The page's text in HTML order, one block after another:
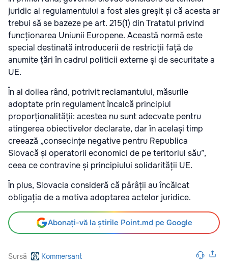
juridic al regulamentului a fost ales greșit și că acesta ar
trebui să se bazeze pe art. 215(1) din Tratatul privind
funcționarea Uniunii Europene. Această normă este
special destinată introducerii de restricții față de
anumite țări în cadrul politicii externe și de securitate a
UE.
În al doilea rând, potrivit reclamantului, măsurile
adoptate prin regulament încalcă principiul
proporționalității: acestea nu sunt adecvate pentru
atingerea obiectivelor declarate, dar în același timp
creează „consecințe negative pentru Republica
Slovacă și operatorii economici de pe teritoriul său”,
ceea ce contravine și principiului solidarității UE.
În plus, Slovacia consideră că pârâții au încălcat
obligația de a motiva adoptarea actelor juridice.
Abonați-vă la știrile Point.md pe Google
Sursă Kommersant